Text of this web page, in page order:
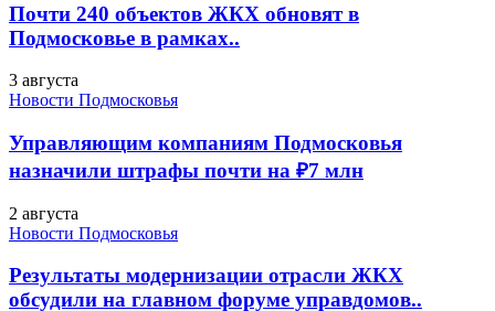
Почти 240 объектов ЖКХ обновят в
Подмосковье в рамках..
3 августа
Новости Подмосковья
Управляющим компаниям Подмосковья
назначили штрафы почти на ₽7 млн
2 августа
Новости Подмосковья
Результаты модернизации отрасли ЖКХ
обсудили на главном форуме управдомов..